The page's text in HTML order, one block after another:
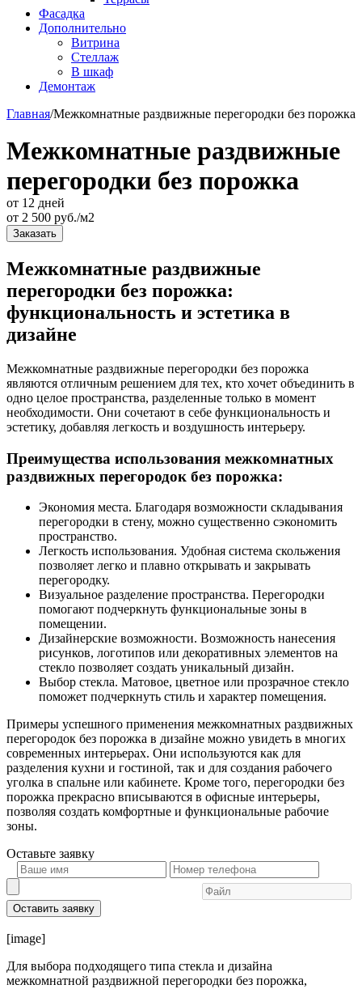
Фасадка
Дополнительно
Витрина
Стеллаж
В шкаф
Демонтаж
Главная/Межкомнатные раздвижные перегородки без порожка
Межкомнатные раздвижные
перегородки без порожка
от 12 дней
от 2 500 руб./м2
Заказать
Межкомнатные раздвижные
перегородки без порожка:
функциональность и эстетика в
дизайне
Межкомнатные раздвижные перегородки без порожка
являются отличным решением для тех, кто хочет объединить в
одно целое пространства, разделенные только в момент
необходимости. Они сочетают в себе функциональность и
эстетику, добавляя легкость и воздушность интерьеру.
Преимущества использования межкомнатных
раздвижных перегородок без порожка:
Экономия места. Благодаря возможности складывания
перегородки в стену, можно существенно сэкономить
пространство.
Легкость использования. Удобная система скольжения
позволяет легко и плавно открывать и закрывать
перегородку.
Визуальное разделение пространства. Перегородки
помогают подчеркнуть функциональные зоны в
помещении.
Дизайнерские возможности. Возможность нанесения
рисунков, логотипов или декоративных элементов на
стекло позволяет создать уникальный дизайн.
Выбор стекла. Матовое, цветное или прозрачное стекло
поможет подчеркнуть стиль и характер помещения.
Примеры успешного применения межкомнатных раздвижных
перегородок без порожка в дизайне можно увидеть в многих
современных интерьерах. Они используются как для
разделения кухни и гостиной, так и для создания рабочего
уголка в спальне или кабинете. Кроме того, перегородки без
порожка прекрасно вписываются в офисные интерьеры,
позволяя создать комфортные и функциональные рабочие
зоны.
Оставьте заявку
Оставить заявку
[image]
Для выбора подходящего типа стекла и дизайна
межкомнатной раздвижной перегородки без порожка,